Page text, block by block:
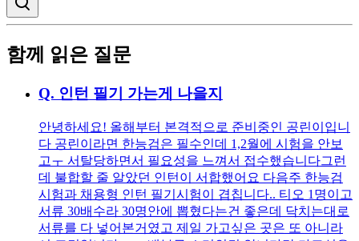
함께 읽은 질문
Q. 인턴 필기 가는게 나을지
안녕하세요! 올해부터 본격적으로 준비중인 공린이입니
다 공린이라면 한능검은 필수인데 1,2월에 시험을 안보
고ㅜ 서탈당하면서 필요성을 느껴서 접수했습니다 ​ 그런
데 불합할 줄 알았던 인턴이 서합했어요 다음주 한능검
시험과 채용형 인턴 필기시험이 겹칩니다.. 티오 1명이고
서류 30배수라 30명안에 뽑혔다는건 좋은데 닥치는대로
서류를 다 넣어본거였고 제일 가고싶은 곳은 또 아니라